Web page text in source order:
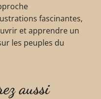
fascinantes,
et apprendre un
les peuples du
aussi